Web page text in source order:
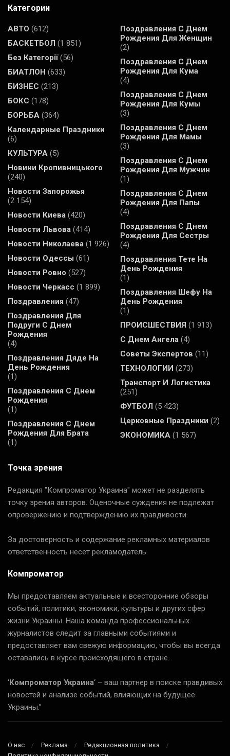
Категории
АВТО (612)
БАСКЕТБОЛ (1 851)
Без Категорії(56)
БИАТЛОН (633)
БИЗНЕС (213)
БОКС (178)
БОРЬБА (364)
Календарные Праздники
(6)
КУЛЬТУРА (5)
Новини Кропивницького
(240)
Новости Запорожья
(2 154)
Новости Киева (420)
Новости Львова (414)
Новости Николаева (1 926)
Новости Одессы (61)
Новости Ровно (527)
Новости Черкасс (1 899)
Поздравления (47)
Поздравления Для
Подруги С Днем
Рождения
(4)
Поздравления Дяде На
День Рождения
(1)
Поздравления С Днем
Рождения
(1)
Поздравления С Днем
Рождения Для Брата
(1)
Поздравления С Днем
Рождения Для Женщин
(2)
Поздравления С Днем
Рождения Для Кума
(4)
Поздравления С Днем
Рождения Для Кумы
(3)
Поздравления С Днем
Рождения Для Мамы
(3)
Поздравления С Днем
Рождения Для Мужчин
(1)
Поздравления С Днем
Рождения Для Папы
(4)
Поздравления С Днем
Рождения Для Сестры
(4)
Поздравления Тете На
День Рождения
(1)
Поздравления Шефу На
День Рождения
(1)
ПРОИСШЕСТВИЯ (1 913)
С Днем Ангела (4)
Советы Экспертов (11)
ТЕХНОЛОГИИ (273)
Транспорт И Логистика
(251)
ФУТБОЛ (5 423)
Церковные Праздники (2)
ЭКОНОМИКА (1 567)
Точка зрения
Редакция "Компроматор Украина" может не разделять
точку зрения авторов. Оценочные суждения не подлежат
опровержению и подтверждению их правдивости.
За достоверность и содержание рекламных материалов
ответственность несет рекламодатель.
Компроматор
Мы предоставляем актуальные и всесторонние обзоры
событий, политики, экономики, культуры и других сфер
жизни Украины. Наша команда профессиональных
журналистов следит за главными событиями и
предоставляет вам свежую информацию, чтобы вы всегда
оставались в курсе происходящего в стране.
‘Компроматор Украина‘ – ваш партнер в поиске правдивых
новостей и анализе событий, влияющих на будущее
Украины.”
О нас Реклама
Редакционная политика